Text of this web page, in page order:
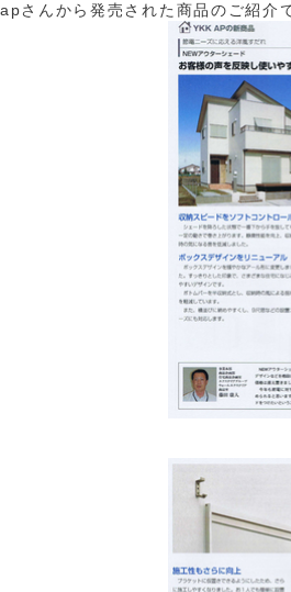
さんから発売された商品のご紹介